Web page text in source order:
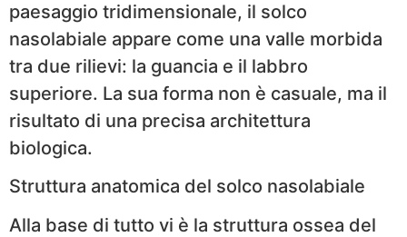
paesaggio tridimensionale, il solco
nasolabiale appare come una valle morbida
tra due rilievi: la guancia e il labbro
superiore. La sua forma non è casuale, ma il
risultato di una precisa architettura
biologica.
Struttura anatomica del solco nasolabiale
Alla base di tutto vi è la struttura ossea del